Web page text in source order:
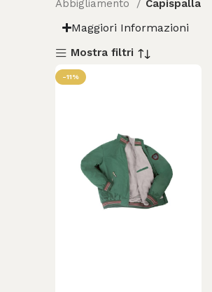
Abbigliamento Capispalla
Maggiori Informazioni
Mostra filtri
-11%